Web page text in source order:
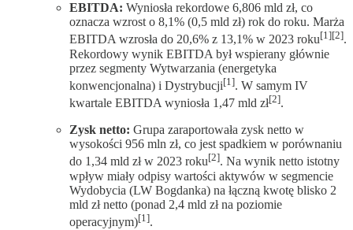
EBITDA: Wyniosła rekordowe 6,806 mld zł, co
oznacza wzrost o 8,1% (0,5 mld zł) rok do roku. Marża
EBITDA wzrosła do 20,6% z 13,1% w 2023 roku[1][2].
Rekordowy wynik EBITDA był wspierany głównie
przez segmenty Wytwarzania (energetyka
konwencjonalna) i Dystrybucji[1]. W samym IV
kwartale EBITDA wyniosła 1,47 mld zł[2].
Zysk netto: Grupa zaraportowała zysk netto w
wysokości 956 mln zł, co jest spadkiem w porównaniu
do 1,34 mld zł w 2023 roku[2]. Na wynik netto istotny
wpływ miały odpisy wartości aktywów w segmencie
Wydobycia (LW Bogdanka) na łączną kwotę blisko 2
mld zł netto (ponad 2,4 mld zł na poziomie
operacyjnym)[1].